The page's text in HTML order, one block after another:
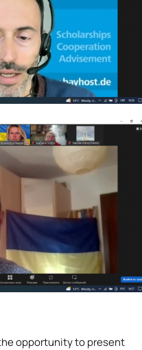
opportunity to present